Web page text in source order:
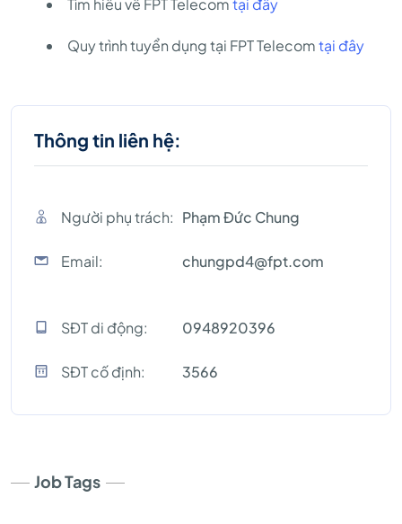
Tìm hiểu về FPT Telecomtại đây
Quy trình tuyển dụng tại FPT Telecomtại đây
Thông tin liên hệ:
Người phụ trách: Phạm Đức Chung
Email: chungpd4@fpt.com
SĐT di động: 0948920396
SĐT cố định: 3566
Job Tags